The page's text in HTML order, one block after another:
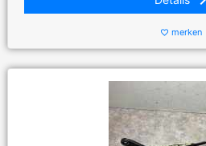
favorite_border merken